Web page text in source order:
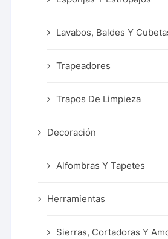
Lavabos, Baldes Y
Trapeadores
Trapos De Limpieza
Decoración
Alfombras Y Tapetes
Herramientas
Sierras, Cortadoras Y